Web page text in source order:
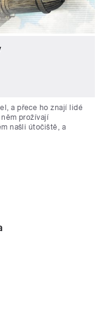
a přece ho znají lidé
prožívají
našli útočiště, a